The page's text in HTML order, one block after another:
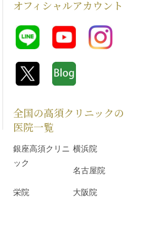
オフィシャルアカウント
全国の高須クリニックの
医院一覧
銀座高須クリニ
ック
横浜院
名古屋院
栄院 大阪院